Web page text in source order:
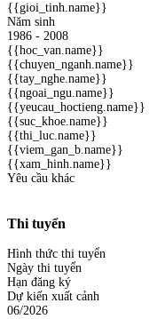
{{gioi_tinh.name}}
Năm sinh
1986 - 2008
{{hoc_van.name}}
{{chuyen_nganh.name}}
{{tay_nghe.name}}
{{ngoai_ngu.name}}
{{yeucau_hoctieng.name}}
{{suc_khoe.name}}
{{thi_luc.name}}
{{viem_gan_b.name}}
{{xam_hinh.name}}
Yêu cầu khác
Thi tuyển
Hình thức thi tuyển
Ngày thi tuyển
Hạn đăng ký
Dự kiến xuất cảnh
06/2026